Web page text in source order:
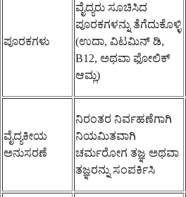
ಪೂರಕಗಳು
ವೈದ್ಯರು ಸೂಚಿಸಿದ
ಪೂರಕಗಳನ್ನು ತೆಗೆದುಕೊಳ್ಳಿ
(ಉದಾ, ವಿಟಮಿನ್ ಡಿ,
B12, ಅಥವಾ ಫೋಲಿಕ್
ಆಮ್ಲ)
ವೈದ್ಯಕೀಯ
ಅನುಸರಣೆ
ನಿರಂತರ ನಿರ್ವಹಣೆಗಾಗಿ
ನಿಯಮಿತವಾಗಿ
ಚರ್ಮರೋಗ ತಜ್ಞ ಅಥವಾ
ತಜ್ಞರನ್ನು ಸಂಪರ್ಕಿಸಿ